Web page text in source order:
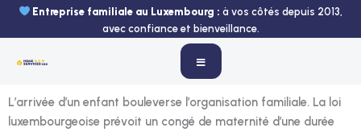
Aller
Entreprise familiale au Luxembourg : à vos côtés depuis 2013,
avec confiance et bienveillance.
L’arrivée d’un enfant bouleverse l’organisation familiale. La loi
luxembourgeoise prévoit un congé de maternité d’une durée